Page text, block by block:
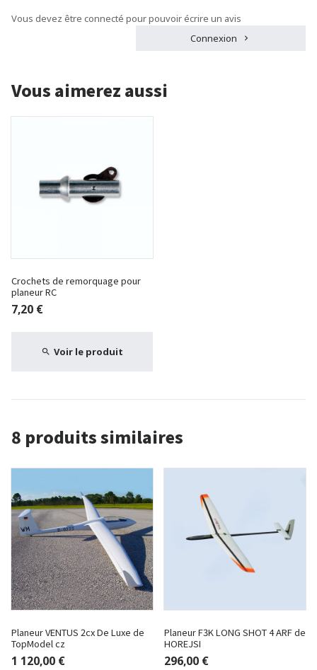
Vous devez être connecté pour pouvoir écrire un avis
Connexion
Vous aimerez aussi
Crochets de remorquage pour
planeur RC
7,20 €
Voir le produit
8 produits similaires
Planeur VENTUS 2cx De Luxe de
TopModel cz
1 120,00 €
Planeur F3K LONG SHOT 4 ARF de
HOREJSI
296,00 €